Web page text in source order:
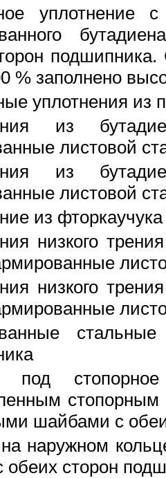
уплотнение
% заполнено
уплотнения из
из
листовой
из
листовой
из
низкого
низкого
под
шайбами с
наружном
сторон